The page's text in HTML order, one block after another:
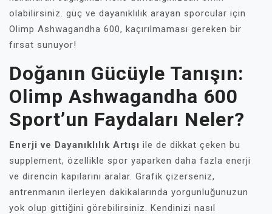
olabilirsiniz. güç ve dayanıklılık arayan sporcular için
Olimp Ashwagandha 600, kaçırılmaması gereken bir
fırsat sunuyor!
Doğanın Gücüyle Tanışın:
Olimp Ashwagandha 600
Sport’un Faydaları Neler?
Enerji ve Dayanıklılık Artışı ile de dikkat çeken bu
supplement, özellikle spor yaparken daha fazla enerji
ve direncin kapılarını aralar. Grafik çizerseniz,
antrenmanın ilerleyen dakikalarında yorgunluğunuzun
yok olup gittiğini görebilirsiniz. Kendinizi nasıl